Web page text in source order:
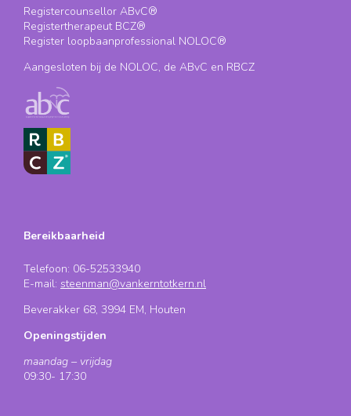
Registercounsellor ABvC®
Registertherapeut BCZ®
Register loopbaanprofessional NOLOC®
Aangesloten bij de NOLOC, de ABvC en RBCZ
Bereikbaarheid
Telefoon: 06-52533940
E-mail: steenman@vankerntotkern.nl
Beverakker 68, 3994 EM, Houten
Openingstijden
maandag – vrijdag
09:30- 17:30